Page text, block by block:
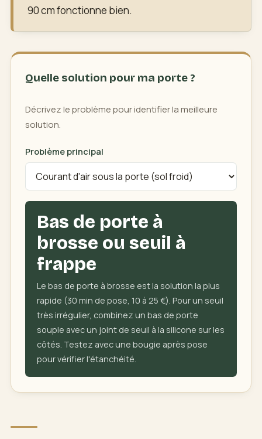
90 cm fonctionne bien.
Quelle solution pour ma porte ?
Décrivez le problème pour identifier la meilleure
solution.
Problème principal
Bas de porte à
brosse ou seuil à
frappe
Le bas de porte à brosse est la solution la plus
rapide (30 min de pose, 10 à 25 €). Pour un seuil
très irrégulier, combinez un bas de porte
souple avec un joint de seuil à la silicone sur les
côtés. Testez avec une bougie après pose
pour vérifier l'étanchéité.